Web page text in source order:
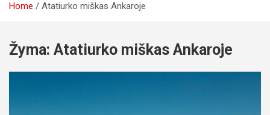
Home Atatiurko miškas Ankaroje
Žyma: Atatiurko miškas Ankaroje